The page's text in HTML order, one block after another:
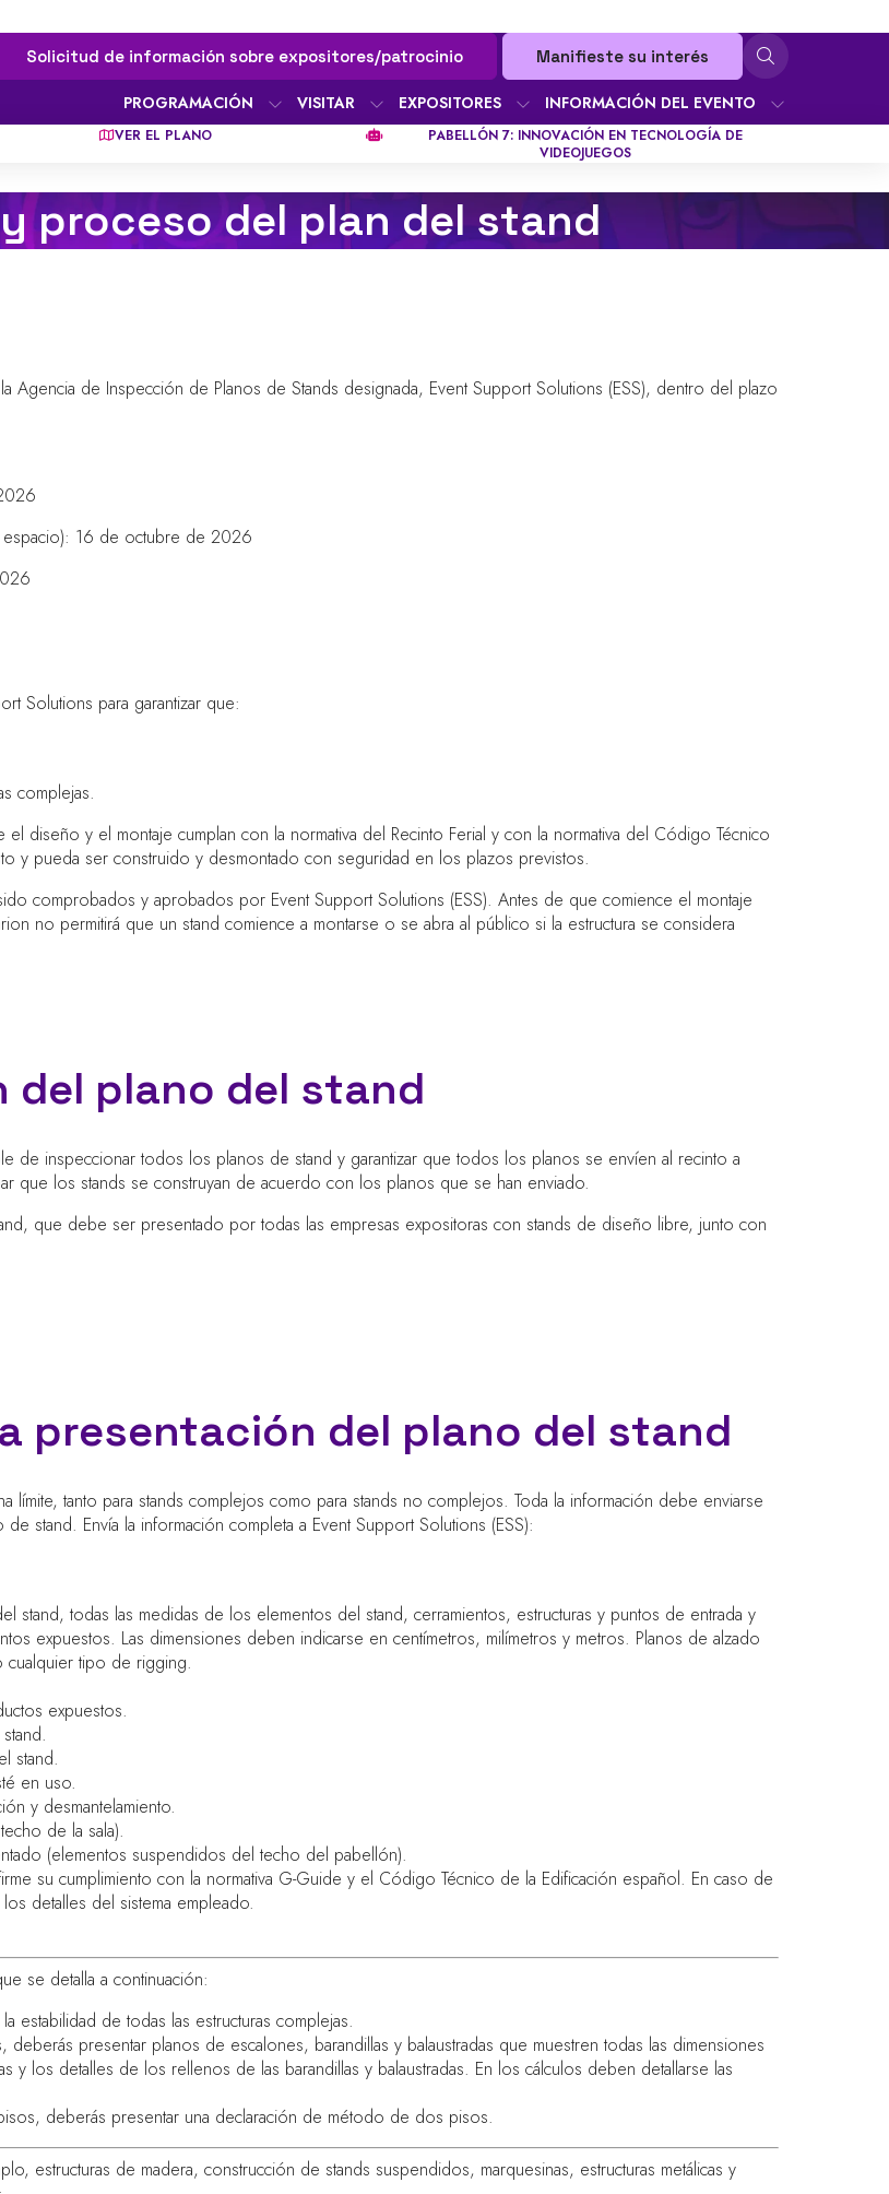
Solicitud de información sobre expositores/patrocinio Manifieste su interés
PROGRAMACIÓN VISITAR EXPOSITORES INFORMACIÓN DEL EVENTO
VER EL PLANO
PABELLÓN 7: INNOVACIÓN EN TECNOLOGÍA DE
VIDEOJUEGOS
proceso del plan del stand
de Inspección de Planos de Stands designada, Event Support Solutions (ESS), dentro del plazo
espacio): 16 de octubre de 2026
Solutions para garantizar que:
complejas.
diseño y el montaje cumplan con la normativa del Recinto Ferial y con la normativa del Código Técnico
y pueda ser construido y desmontado con seguridad en los plazos previstos.
comprobados y aprobados por Event Support Solutions (ESS). Antes de que comience el montaje
no permitirá que un stand comience a montarse o se abra al público si la estructura se considera
del plano del stand
de inspeccionar todos los planos de stand y garantizar que todos los planos se envíen al recinto a
que los stands se construyan de acuerdo con los planos que se han enviado.
que debe ser presentado por todas las empresas expositoras con stands de diseño libre, junto con
presentación del plano del stand
límite, tanto para stands complejos como para stands no complejos. Toda la información debe enviarse
stand. Envía la información completa a Event Support Solutions (ESS):
stand, todas las medidas de los elementos del stand, cerramientos, estructuras y puntos de entrada y
expuestos. Las dimensiones deben indicarse en centímetros, milímetros y metros. Planos de alzado
cualquier tipo de rigging.
expuestos.
stand.
en uso.
y desmantelamiento.
de la sala).
(elementos suspendidos del techo del pabellón).
su cumplimiento con la normativa G-Guide y el Código Técnico de la Edificación español. En caso de
detalles del sistema empleado.
se detalla a continuación:
estabilidad de todas las estructuras complejas.
presentar planos de escalones, barandillas y balaustradas que muestren todas las dimensiones
y los detalles de los rellenos de las barandillas y balaustradas. En los cálculos deben detallarse las
deberás presentar una declaración de método de dos pisos.
estructuras de madera, construcción de stands suspendidos, marquesinas, estructuras metálicas y